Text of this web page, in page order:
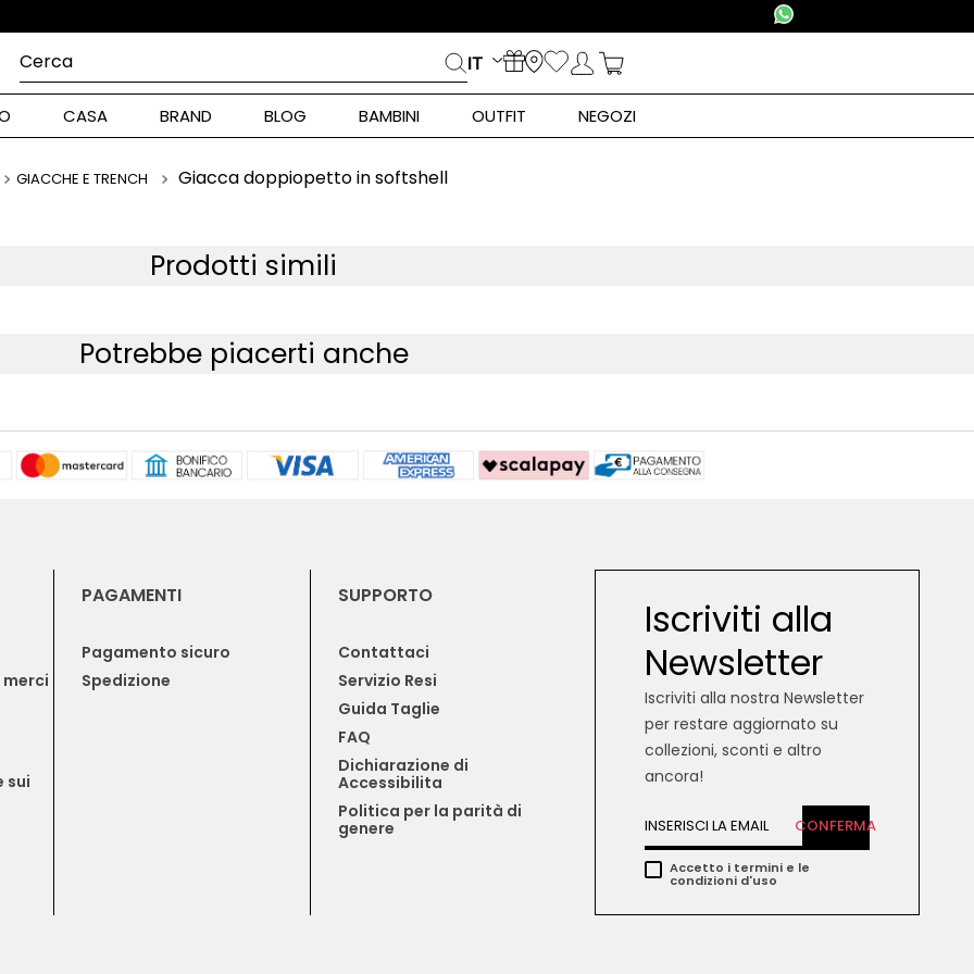
RESO GRATUITO DALL'ITALIA
Cerca
IT
CASA BRAND BLOG BAMBINI OUTFIT NEGOZI
GIACCHE E TRENCH Giacca doppiopetto in softshell
Prodotti simili
Potrebbe piacerti anche
sui
PAGAMENTI
Pagamento sicuro
Spedizione
SUPPORTO
Contattaci
Servizio Resi
Guida Taglie
FAQ
Dichiarazione di
Accessibilita
Politica per la parità di
genere
Iscriviti alla
Newsletter
Iscriviti alla nostra Newsletter
per restare aggiornato su
collezioni, sconti e altro
ancora!
CONFERMA
Accetto i termini e le
condizioni d'uso
FREQUENTI
Lauren